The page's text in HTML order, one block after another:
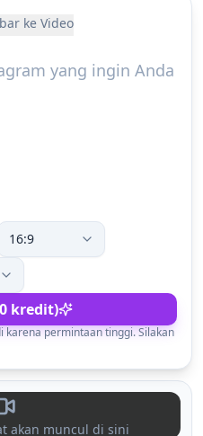
ke Video
kredit)
karena permintaan tinggi. Silakan
akan muncul di sini